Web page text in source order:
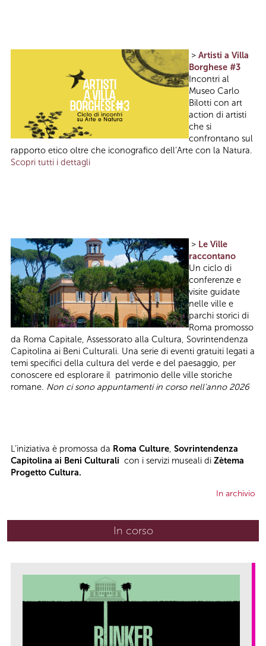
> Artisti a Villa
Borghese #3
Incontri al
Museo Carlo
Bilotti con art
action di artisti
che si
confrontano sul
rapporto etico oltre che iconografico dell’Arte con la Natura.
Scopri tutti i dettagli
> Le Ville
raccontano
Un ciclo di
conferenze e
visite guidate
nelle ville e
parchi storici di
Roma promosso
da Roma Capitale, Assessorato alla Cultura, Sovrintendenza
Capitolina ai Beni Culturali. Una serie di eventi gratuiti legati a
temi specifici della cultura del verde e del paesaggio, per
conoscere ed esplorare il patrimonio delle ville storiche
romane. Non ci sono appuntamenti in corso nell'anno 2026
L’iniziativa è promossa da Roma Culture, Sovrintendenza
Capitolina ai Beni Culturali con i servizi museali di Zètema
Progetto Cultura.
In archivio
In corso(scheda attiva)